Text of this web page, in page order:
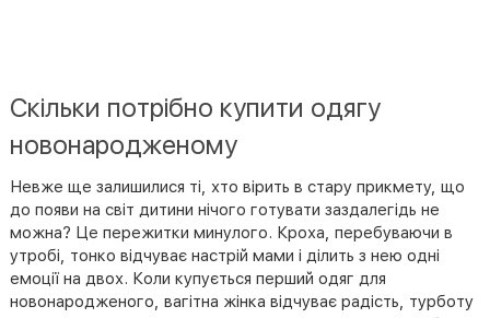
Скільки потрібно купити одягу
новонародженому
Невже ще залишилися ті, хто вірить в стару прикмету, що
до появи на світ дитини нічого готувати заздалегідь не
можна? Це пережитки минулого. Кроха, перебуваючи в
утробі, тонко відчуває настрій мами і ділить з нею одні
емоції на двох. Коли купується перший одяг для
новонародженого, вагітна жінка відчуває радість, турботу